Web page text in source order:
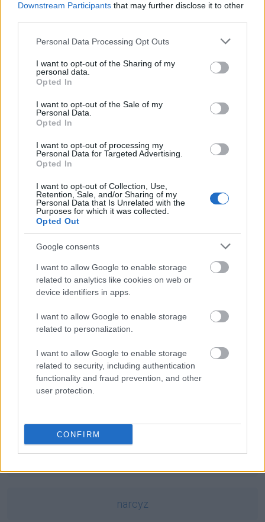
Downstream Participants that may further disclose it to other
Please note that this website/app uses one or more Google
not limited to your visit or usage behaviour. You may click to
grant or deny consent to Google and its third-party tags to
use your data for below specified purposes in below Google
consent section.
Personal Data Processing Opt Outs
I want to opt-out of the Sharing of my
personal data.
Opted In
I want to opt-out of the Sale of my
Personal Data.
Opted In
I want to opt-out of processing my
Personal Data for Targeted Advertising.
Opted In
I want to opt-out of Collection, Use,
Retention, Sale, and/or Sharing of my
Personal Data that Is Unrelated with the
Purposes for which it was collected.
Opted Out
Google consents
I want to allow Google to enable storage
related to analytics like cookies on web or
device identifiers in apps.
I want to allow Google to enable storage
related to personalization.
I want to allow Google to enable storage
related to security, including authentication
functionality and fraud prevention, and other
user protection.
CONFIRM
Pozostały wątpliwości? Brakuje czegoś w haśle?
Zobacz, co zyskują abonenci Dobrego słownika.
SPRAWDŹ
Często sprawdzane
Co za look!
Błąd nie błąd, czyli kontrol przyszła
Ciekawostki
marchewka— Mit o marchewce będącej owocem
neosemantyzm— Termin przydatności do...
Aconcagua
narcyz